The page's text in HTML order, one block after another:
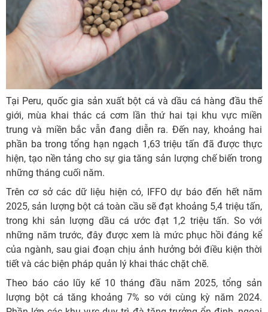
Tại Peru, quốc gia sản xuất bột cá và dầu cá hàng đầu thế
giới, mùa khai thác cá cơm lần thứ hai tại khu vực miền
trung và miền bắc vẫn đang diễn ra. Đến nay, khoảng hai
phần ba trong tổng hạn ngạch 1,63 triệu tấn đã được thực
hiện, tạo nền tảng cho sự gia tăng sản lượng chế biến trong
những tháng cuối năm.
Trên cơ sở các dữ liệu hiện có, IFFO dự báo đến hết năm
2025, sản lượng bột cá toàn cầu sẽ đạt khoảng 5,4 triệu tấn,
trong khi sản lượng dầu cá ước đạt 1,2 triệu tấn. So với
những năm trước, đây được xem là mức phục hồi đáng kể
của ngành, sau giai đoạn chịu ảnh hưởng bởi điều kiện thời
tiết và các biện pháp quản lý khai thác chặt chẽ.
Theo báo cáo lũy kế 10 tháng đầu năm 2025, tổng sản
lượng bột cá tăng khoảng 7% so với cùng kỳ năm 2024.